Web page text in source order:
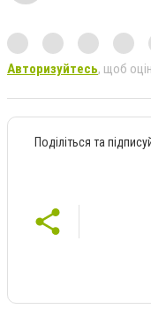
Авторизуйтесь, щоб
Поділіться та